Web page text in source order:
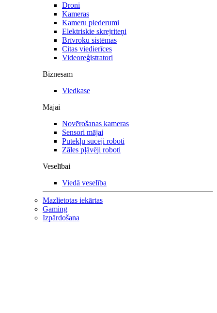
Droni
Kameras
Kameru piederumi
Elektriskie skrejriteņi
Brīvroku sistēmas
Citas viedierīces
Videoreģistratori
Biznesam
Viedkase
Mājai
Novērošanas kameras
Sensori mājai
Putekļu sūcēji roboti
Zāles pļāvēji roboti
Veselībai
Viedā veselība
Mazlietotas iekārtas
Gaming
Izpārdošana